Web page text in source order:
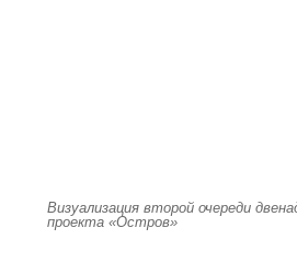
Визуализация второй очереди
проекта «Остров»